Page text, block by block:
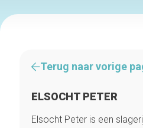
Terug naar vorige
ELSOCHT PETER
Elsocht Peter is een